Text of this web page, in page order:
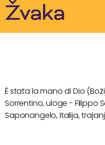
Žvaka
È stata la mano di Dio
Sorrentino, uloge - Filippo
Saponangelo, Italija,